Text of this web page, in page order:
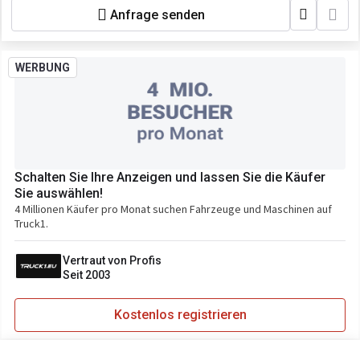
Anfrage senden
WERBUNG
Schalten Sie Ihre Anzeigen und lassen Sie die Käufer
Sie auswählen!
4 Millionen Käufer pro Monat suchen Fahrzeuge und Maschinen auf
Truck1.
Vertraut von Profis
Seit 2003
Kostenlos registrieren